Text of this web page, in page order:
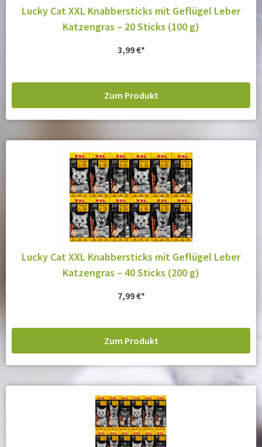
Lucky Cat XXL Knabbersticks mit Geflügel Leber
Katzengras – 20 Sticks (100 g)
3,99€
Zum Produkt
Lucky Cat XXL Knabbersticks mit Geflügel Leber
Katzengras – 40 Sticks (200 g)
7,99€
Zum Produkt